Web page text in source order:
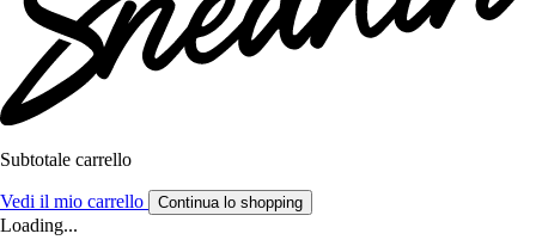
Subtotale carrello
Vedi il mio carrello Continua lo shopping
Loading...